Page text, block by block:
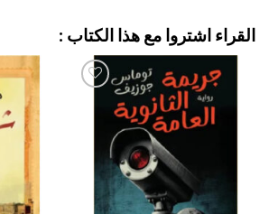
القراء اشتروا مع هذا الكتاب :